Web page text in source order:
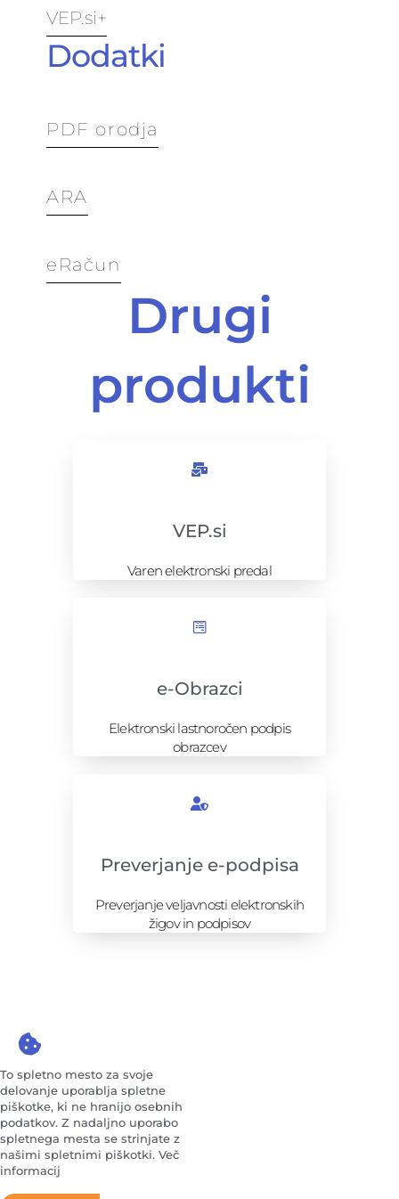
VEP.si+
Dodatki
PDF orodja
ARA
eRačun
Drugi
produkti
VEP.si
Varen elektronski predal
e-Obrazci
Elektronski lastnoročen podpis
obrazcev
Preverjanje e-podpisa
Preverjanje veljavnosti elektronskih
žigov in podpisov
To spletno mesto za svoje
delovanje uporablja spletne
piškotke, ki ne hranijo osebnih
podatkov. Z nadaljno uporabo
spletnega mesta se strinjate z
našimi spletnimi piškotki. Več
informacij